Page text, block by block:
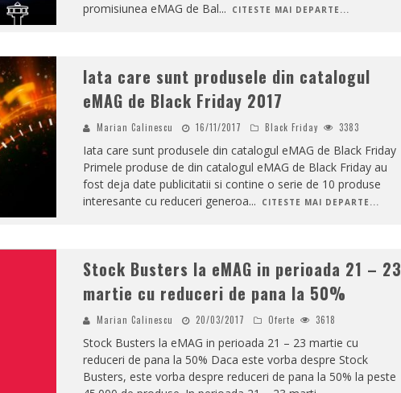
promisiunea eMAG de Bal... CITESTE MAI DEPARTE...
Iata care sunt produsele din catalogul
eMAG de Black Friday 2017
Marian Calinescu 16/11/2017 Black Friday 3383
Iata care sunt produsele din catalogul eMAG de Black Friday
Primele produse de din catalogul eMAG de Black Friday au
fost deja date publicitatii si contine o serie de 10 produse
interesante cu reduceri generoa... CITESTE MAI DEPARTE...
Stock Busters la eMAG in perioada 21 – 23
martie cu reduceri de pana la 50%
Marian Calinescu 20/03/2017 Oferte 3618
Stock Busters la eMAG in perioada 21 – 23 martie cu
reduceri de pana la 50% Daca este vorba despre Stock
Busters, este vorba despre reduceri de pana la 50% la peste